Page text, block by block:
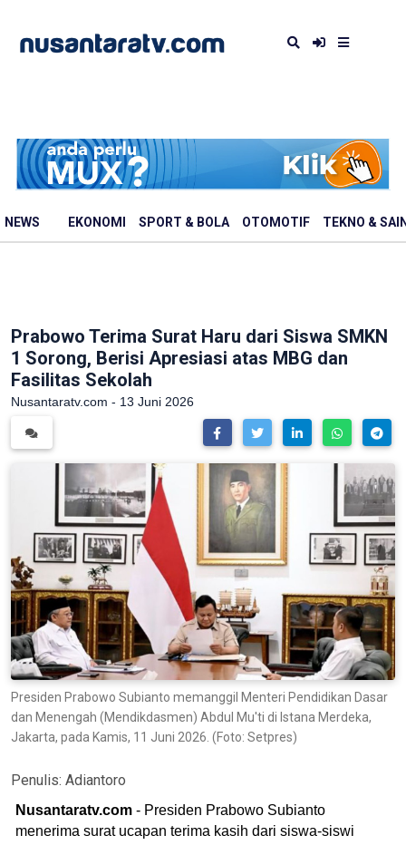
NEWS EKONOMI SPORT & BOLA OTOMOTIF TEKNO &
Prabowo Terima Surat Haru dari Siswa SMKN
1 Sorong, Berisi Apresiasi atas MBG dan
Fasilitas Sekolah
Nusantaratv.com - 13 Juni 2026
Presiden Prabowo Subianto memanggil Menteri Pendidikan Dasar
dan Menengah (Mendikdasmen) Abdul Mu'ti di Istana Merdeka,
Jakarta, pada Kamis, 11 Juni 2026. (Foto: Setpres)
Penulis: Adiantoro
Nusantaratv.com - Presiden Prabowo Subianto
menerima surat ucapan terima kasih dari siswa-siswi